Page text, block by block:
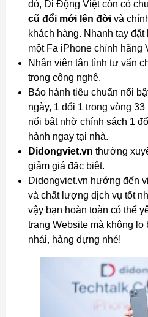
đó, Di Động Việt còn có
cũ đổi mới lên đời và
khách hàng. Nhanh tay
một Fa iPhone chính hãng
Nhân viên tận tình tư vấn
trong công nghệ.
Bảo hành tiêu chuẩn nổi
ngày, 1 đổi 1 trong vòng
nổi bật nhờ chính sách 1
hành ngay tại nhà.
Didongviet.vn thường
giảm giá đặc biệt.
Didongviet.vn hướng đến
và chất lượng dịch vụ tốt
vậy bạn hoàn toàn có thể
trang Website mà không lo
nhái, hàng dựng nhé!